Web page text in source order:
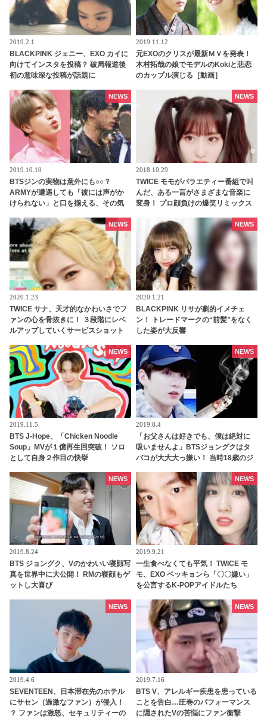
2019.2.1
BLACKPINK ジェニー、EXO カイに
向けてインスタを投稿？ 破局報道後
初の意味深な投稿が話題に
2019.11.12
元EXOのクリスが最新ＭＶを発表！
木村拓哉の娘でモデルのKokiと悲恋
のカップル演じる［動画］
2019.10.10
BTSジンの実物は意外にも○○？
ARMYが遭遇しても「彼には声がか
けられない」と口を揃える、その気
NEWS
2018.10.29
TWICE モモがバラエティー番組で叫
んだ、ある一言がさまざまな音楽に
変身！ プロ顔負けの爆笑リミックス
NEWS
2020.1.23
TWICE サナ、天才的なかわいさでフ
ァンの心を骨抜きに！ ３段階にレベ
ルアップしていくサービスショット
ュートさにハマってしまうONCE続出
NEWS
2020.1.21
BLACKPINK リサが劇的イメチェ
ン！ トレードマークの“前髪”をなく
した姿が大反響
NEWS
2019.11.5
BTS J-Hope、「Chicken Noodle
Soup」MVが１億再生回突破！ ソロ
として自身２作目の快挙
NEWS
2019.8.4
「お父さんは好きでも、僕は絶対に
吸いませんよ」BTSジョングクはタ
バコが大大大っ嫌い！ 当時18歳のジ
セージの内容とは？
NEWS
2019.8.24
BTS ジョングク、Vのかわいい寝顔写
真を世界中に大公開！ RMの寝顔もゲ
ットし大喜び
NEWS
2019.9.21
一生食べなくても平気！ TWICE モ
モ、EXO ベッキョンら「〇〇嫌い」
を公言するK-POPアイドルたち
NEWS
2019.4.6
SEVENTEEN、日本滞在先のホテル
にサセン（過激なファン）が侵入！
？ ファンは激怒、セキュリティーの
NEWS
2019.7.16
BTS V、アレルギー疾患を患っている
ことを告白…圧巻のパフォーマンス
に隠されたVの苦悩にファン衝撃
NEWS